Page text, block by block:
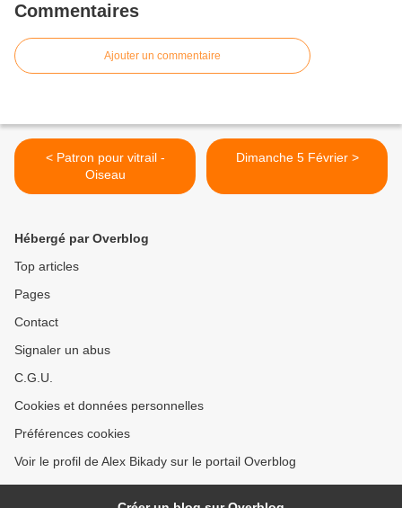
Commentaires
Ajouter un commentaire
< Patron pour vitrail -
Oiseau
Dimanche 5 Février >
Hébergé par Overblog
Top articles
Pages
Contact
Signaler un abus
C.G.U.
Cookies et données personnelles
Préférences cookies
Voir le profil de Alex Bikady sur le portail Overblog